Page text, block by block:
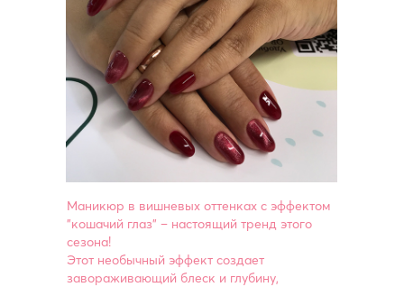
Маникюр в вишневых оттенках с эффектом
"кошачий глаз" – настоящий тренд этого
сезона!
Этот необычный эффект создает
завораживающий блеск и глубину,